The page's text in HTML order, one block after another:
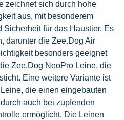
zeichnet sich durch hohe
aus, mit besonderem
Sicherheit für das Haustier. Es
darunter die Zee.Dog Air
besonders geeignet
Zee.Dog NeoPro Leine, die
Eine weitere Variante ist
die einen eingebauten
auch bei zupfenden
ermöglicht. Die Leinen